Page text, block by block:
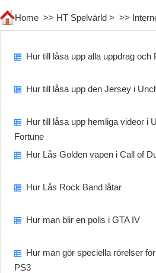
Home >> HT Spelvärld > >>
Hur till låsa upp alla uppdrag och
Hur till låsa upp den Jersey i
Hur till låsa upp hemliga videor i
Fortune
Hur Lås Golden vapen i Call of
Hur Lås Rock Band låtar
Hur man blir en polis i GTA IV
Hur man gör speciella rörelser
PS3